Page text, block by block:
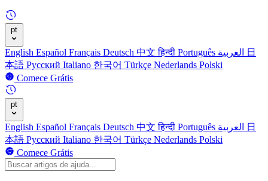
pt
English Español Français Deutsch 中文हिन्दी Português
日
本語 Русский Italiano 한국어 Türkçe Nederlands Polski
Comece Grátis
pt
English Español Français Deutsch 中文हिन्दी Português
日
本語 Русский Italiano 한국어 Türkçe Nederlands Polski
Comece Grátis